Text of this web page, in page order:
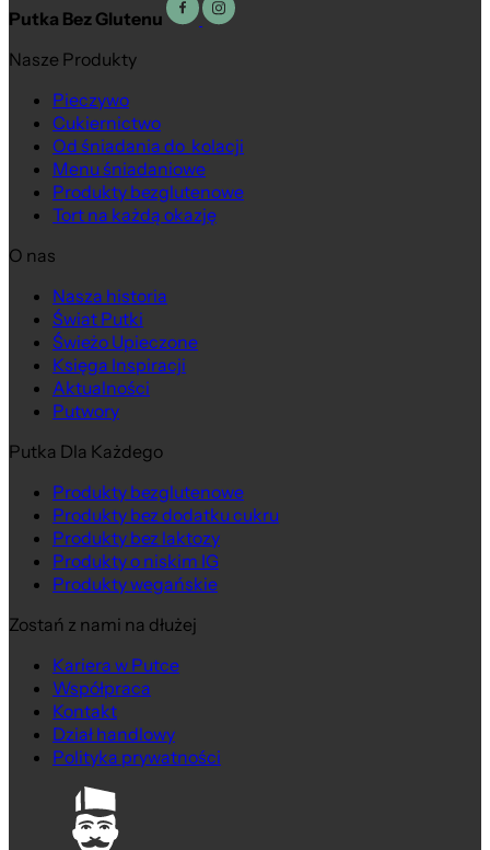
Putka Bez Glutenu
Nasze Produkty
Pieczywo
Cukiernictwo
Od śniadania do kolacji
Menu śniadaniowe
Produkty bezglutenowe
Tort na każdą okazję
O nas
Nasza historia
Świat Putki
Świeżo Upieczone
Księga Inspiracji
Aktualności
Putwory
Putka Dla Każdego
Produkty bezglutenowe
Produkty bez dodatku cukru
Produkty bez laktozy
Produkty o niskim IG
Produkty wegańskie
Zostań z nami na dłużej
Kariera w Putce
Współpraca
Kontakt
Dział handlowy
Polityka prywatności